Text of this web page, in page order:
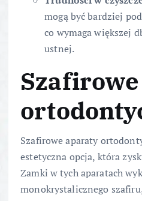
mogą być bardziej
co wymaga większej
ustnej.
Szafirowe aparaty
estetyczna opcja, która
Zamki w tych aparatach
monokrystalicznego